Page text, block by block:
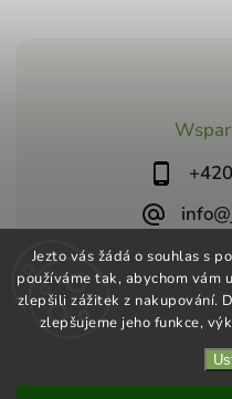
Jezto vás žádá o souhlas s
používáme tak, abychom vám
zlepšili zážitek z nakupování.
zlepšujeme jeho funkce,
Jezto